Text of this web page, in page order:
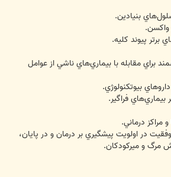
بنيادين.
واكسن.
برتر پيوند كليه.
براي مقابله با بيماري‌هاي ناشي از عوامل
بيوتكنولوژي.
فراگير.‏
مراكز درماني.
در اولويت پيشگيري بر درمان و در پايان،
مرگ و ميركودكان.